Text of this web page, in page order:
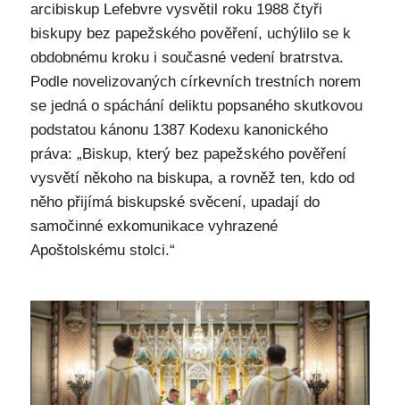
arcibiskup Lefebvre vysvětil roku 1988 čtyři
biskupy bez papežského pověření, uchýlilo se k
obdobnému kroku i současné vedení bratrstva.
Podle novelizovaných církevních trestních norem
se jedná o spáchání deliktu popsaného skutkovou
podstatou kánonu 1387 Kodexu kanonického
práva: „Biskup, který bez papežského pověření
vysvětí někoho na biskupa, a rovněž ten, kdo od
něho přijímá biskupské svěcení, upadají do
samočinné exkomunikace vyhrazené
Apoštolskému stolci.“